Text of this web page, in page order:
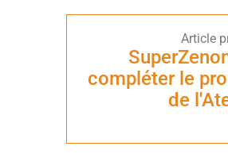
compléter le
de